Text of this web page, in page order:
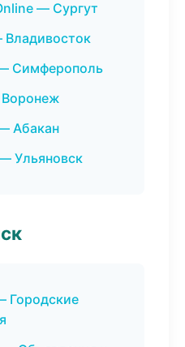
— Сургут
Симферополь
Абакан
Ульяновск
Городские